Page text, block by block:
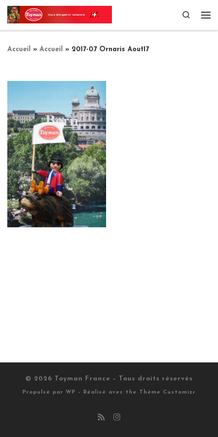
Passer au contenu
Search
Accueil » Accueil » 2017-07 Ornaris Aout17
© 2026 Toyman France – Tous droits réservés
Propulsé par WP – Réalisé avec the Thème Customizr